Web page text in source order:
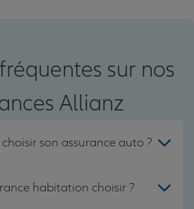
sur nos
Allianz
son assurance auto ?
habitation choisir ?